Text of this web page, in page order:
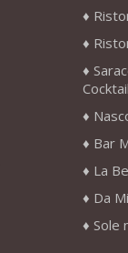
Bar
La
Da
Sole